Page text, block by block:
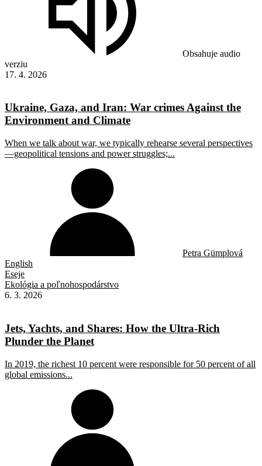
Obsahuje audio
verziu
17. 4. 2026
Ukraine, Gaza, and Iran: War crimes Against the
Environment and Climate
When we talk about war, we typically rehearse several perspectives
—geopolitical tensions and power struggles;...
Petra Gümplová
English
Eseje
Ekológia a poľnohospodárstvo
6. 3. 2026
Jets, Yachts, and Shares: How the Ultra-Rich
Plunder the Planet
In 2019, the richest 10 percent were responsible for 50 percent of all
global emissions...